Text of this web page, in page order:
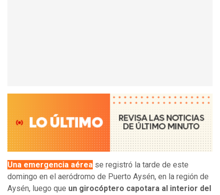
Una emergencia aérea se registró la tarde de este
domingo en el aeródromo de Puerto Aysén, en la región de
Aysén, luego que un girocóptero capotara al interior del